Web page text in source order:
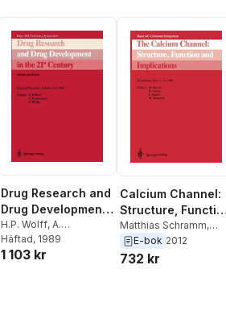
Drug Research and
Drug Development
in the 21st Century
H.P. Wolff, A.
Fleckenstein
Philipp
Häftad, 1989
1 103 kr
Calcium Channel:
Structure,
and Implications
Matthias Schramm,
Stanislav Kazda
Winifred G. Nayler
E-bok 2012
732 kr